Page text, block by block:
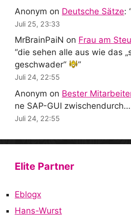
Anonym on Deutsche Sätze:
Juli 25, 23:33
MrBrainPaiN on Frau am
“die sehen alle aus wie das
geschwader“
”
Juli 24, 22:55
Anonym on Bester
ne SAP-GUI
Juli 24, 22:55
Elite Partner
Eblogx
Hans-Wurst